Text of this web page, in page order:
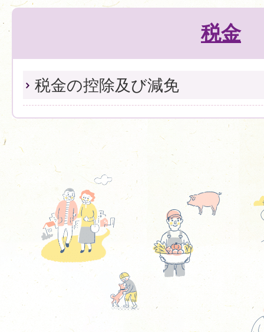
税金
税金の控除及び減免